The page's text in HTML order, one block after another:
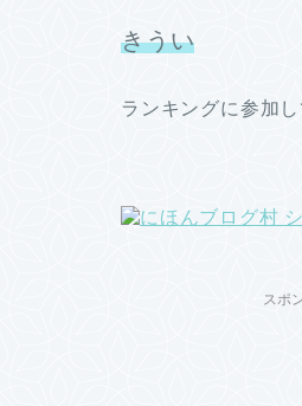
きうい
ランキングに参加
スポ